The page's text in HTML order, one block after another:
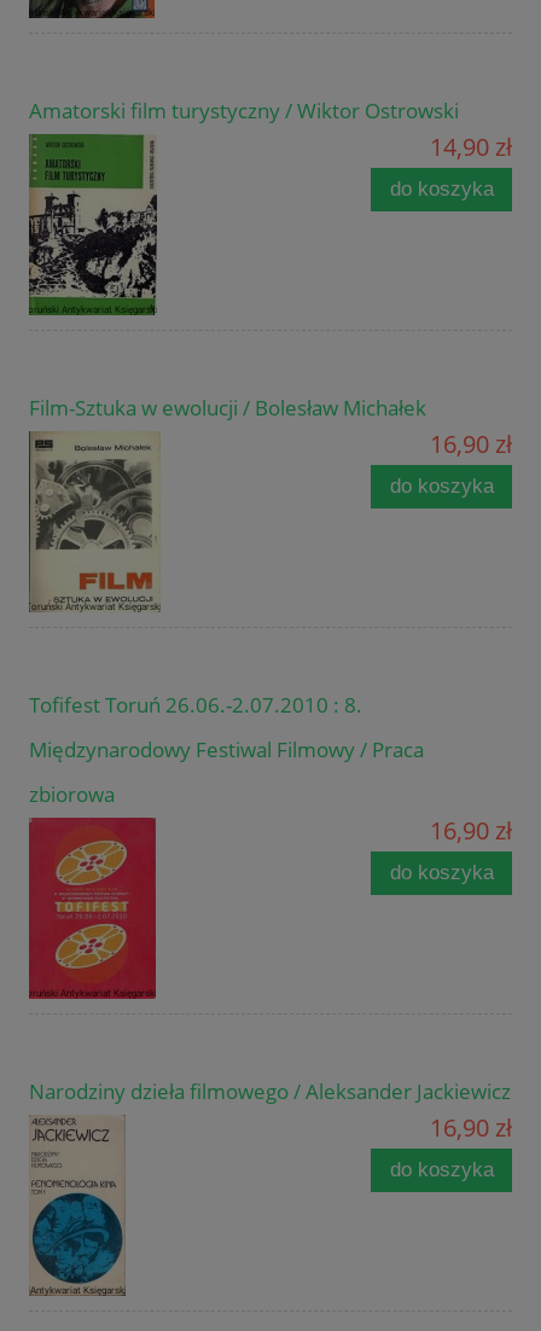
Amatorski film turystyczny / Wiktor Ostrowski
14,90 zł
do koszyka
Film-Sztuka w ewolucji / Bolesław Michałek
16,90 zł
do koszyka
Tofifest Toruń 26.06.-2.07.2010 : 8.
Międzynarodowy Festiwal Filmowy / Praca
zbiorowa
16,90 zł
do koszyka
Narodziny dzieła filmowego / Aleksander Jackiewicz
16,90 zł
do koszyka